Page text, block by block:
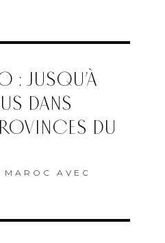
: JUSQU’À
DANS
DU
MAROC AVEC